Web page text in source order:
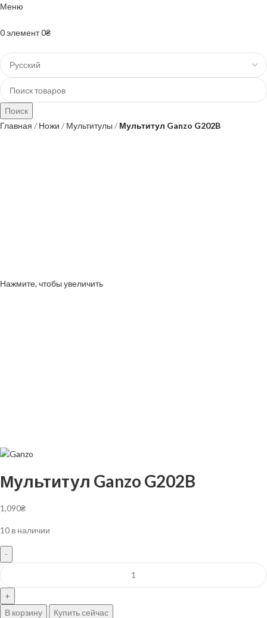
Меню
0элемент0₴
Поиск
Главная
Ножи Мультитулы Мультитул Ganzo G202B
Нажмите, чтобы увеличить
Мультитул Ganzo G202B
1,090₴
10 в наличии
В корзину Купить сейчас